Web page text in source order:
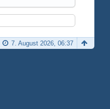
7. August 2026, 06:37